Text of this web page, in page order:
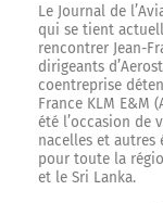
Le Journal de
qui se tient
rencontrer Jean-
dirigeants
coentreprise
France KLM E&M
été l’occasion de
nacelles et autres
pour toute la
et le Sri Lanka.